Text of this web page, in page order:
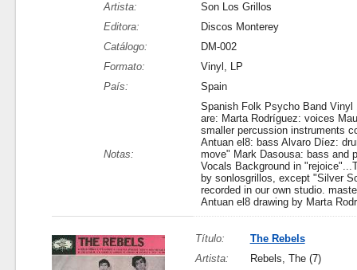
Artista:
Son Los Grillos
Editora:
Discos Monterey
Catálogo:
DM-002
Formato:
Vinyl, LP
País:
Spain
Notas:
Spanish Folk Psycho Band
are: Marta Rodríguez: voices
smaller percussion instruments
Antuan el8: bass Alvaro Díez:
move" Mark Dasousa: bass and
Vocals Background in
by sonlosgrillos, except "Silver
recorded in our own studio.
Antuan el8 drawing by Marta
Título:
The Rebels
Artista:
Rebels, The (7)